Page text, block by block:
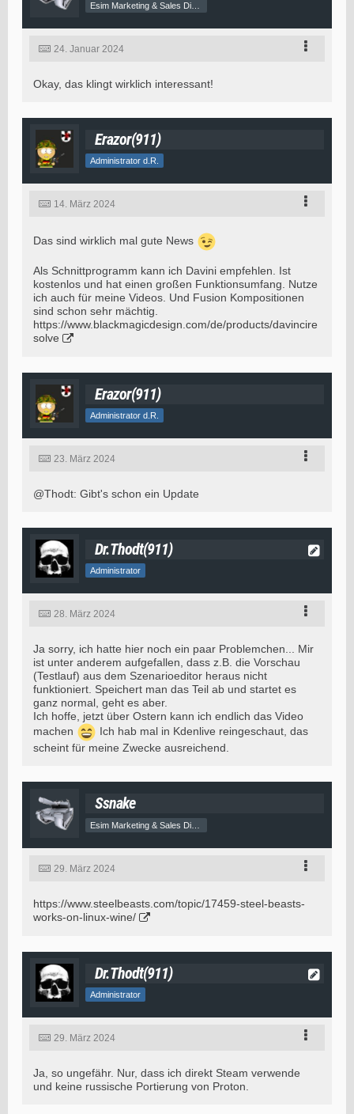
24. Januar 2024
Okay, das klingt wirklich interessant!
Erazor(911)
Administrator d.R.
14. März 2024
Das sind wirklich mal gute News
Als Schnittprogramm kann ich Davini empfehlen. Ist
kostenlos und hat einen großen Funktionsumfang. Nutze
ich auch für meine Videos. Und Fusion Kompositionen
sind schon sehr mächtig.
https://www.blackmagicdesign.com/de/products/davincire
solve
Erazor(911)
Administrator d.R.
23. März 2024
@Thodt: Gibt's schon ein Update
Dr.Thodt(911)
Administrator
28. März 2024
Ja sorry, ich hatte hier noch ein paar Problemchen... Mir
ist unter anderem aufgefallen, dass z.B. die Vorschau
(Testlauf) aus dem Szenarioeditor heraus nicht
funktioniert. Speichert man das Teil ab und startet es
ganz normal, geht es aber.
Ich hoffe, jetzt über Ostern kann ich endlich das Video
machen
Ich hab mal in Kdenlive reingeschaut, das
scheint für meine Zwecke ausreichend.
Ssnake
29. März 2024
https://www.steelbeasts.com/topic/17459-steel-beasts-
works-on-linux-wine/
Dr.Thodt(911)
Administrator
29. März 2024
Ja, so ungefähr. Nur, dass ich direkt Steam verwende
und keine russische Portierung von Proton.